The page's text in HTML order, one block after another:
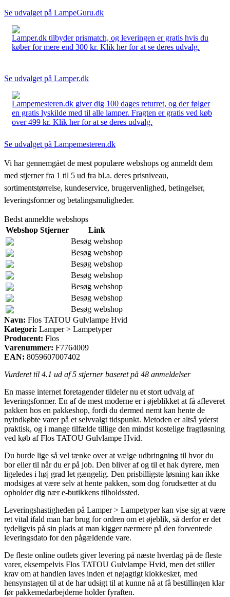
Se udvalget på LampeGuru.dk
Lamper.dk tilbyder prismatch, og leveringen er gratis hvis du
køber for mere end 300 kr. Klik her for at se deres udvalg.
Se udvalget på Lamper.dk
Lampemesteren.dk giver dig 100 dages returret, og der følger
en gratis lyskilde med til alle lamper. Fragten er gratis ved køb
over 499 kr. Klik her for at se deres udvalg.
Se udvalget på Lampemesteren.dk
Vi har gennemgået de mest populære webshops og anmeldt dem
med stjerner fra 1 til 5 ud fra bl.a. deres prisniveau,
sortimentstørrelse, kundeservice, brugervenlighed, betingelser,
leveringsformer og betalingsmuligheder.
Bedst anmeldte webshops
Webshop Stjerner
Link
Besøg webshop
Besøg webshop
Besøg webshop
Besøg webshop
Besøg webshop
Besøg webshop
Besøg webshop
Navn: Flos TATOU Gulvlampe Hvid
Kategori: Lamper > Lampetyper
Producent: Flos
Varenummer: F7764009
EAN: 8059607007402
Vurderet til 4.1 ud af 5 stjerner baseret på 48 anmeldelser
En masse internet foretagender tildeler nu et stort udvalg af
leveringsformer. En af de mest moderne er i øjeblikket at få afleveret
pakken hos en pakkeshop, fordi du dermed nemt kan hente de
nyindkøbte varer på et selvvalgt tidspunkt. Metoden er altså yderst
praktisk, og i mange tilfælde tillige den mindst kostelige fragtløsning
ved køb af Flos TATOU Gulvlampe Hvid.
Du burde lige så vel tænke over at vælge udbringning til hvor du
bor eller til når du er på job. Den bliver af og til et hak dyrere, men
ligeledes i høj grad let gængelig. Den prisbilligste løsning kan ikke
modsiges at være selv at hente pakken, som dog forudsætter at du
opholder dig nær e-butikkens tilholdssted.
Leveringshastigheden på Lamper > Lampetyper kan vise sig at være
ret vital ifald man har brug for ordren om et øjeblik, så derfor er det
tydeligvis på sin plads at man kigger nærmere på den forventede
leveringsdato for den pågældende vare.
De fleste online outlets giver levering på næste hverdag på de fleste
varer, eksempelvis Flos TATOU Gulvlampe Hvid, men det stiller
krav om at handlen laves inden et nøjagtigt klokkeslæt, med
hensynstagen til at de har udsigt til at kunne nå at få bestillingen klar
før pakkemedarbejderne holder fyraften.